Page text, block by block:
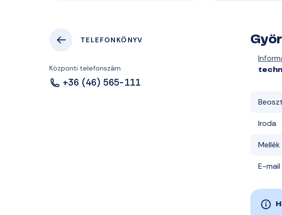
TELEFONKÖNYV
Központi telefonszám
+36 (46) 565-111
Iroda
Mellék
E-mail